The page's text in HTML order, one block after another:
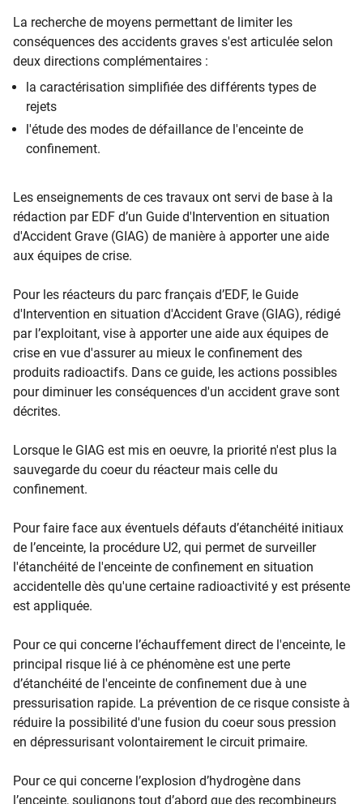
La recherche de moyens permettant de limiter les
conséquences des accidents graves s'est articulée selon
deux directions complémentaires :
la caractérisation simplifiée des différents types de
rejets
l'étude des modes de défaillance de l'enceinte de
confinement.
Les enseignements de ces travaux ont servi de base à la
rédaction par EDF d’un Guide d'Intervention en situation
d'Accident Grave (GIAG) de manière à apporter une aide
aux équipes de crise.
Pour les réacteurs du parc français d’EDF, le Guide
d'Intervention en situation d'Accident Grave (GIAG), rédigé
par l’exploitant, vise à apporter une aide aux équipes de
crise en vue d'assurer au mieux le confinement des
produits radioactifs. Dans ce guide, les actions possibles
pour diminuer les conséquences d'un accident grave sont
décrites.
Lorsque le GIAG est mis en oeuvre, la priorité n'est plus la
sauvegarde du coeur du réacteur mais celle du
confinement.
Pour faire face aux éventuels défauts d’étanchéité initiaux
de l’enceinte, la procédure U2, qui permet de surveiller
l'étanchéité de l'enceinte de confinement en situation
accidentelle dès qu'une certaine radioactivité y est présente
est appliquée.
Pour ce qui concerne l’échauffement direct de l'enceinte, le
principal risque lié à ce phénomène est une perte
d’étanchéité de l'enceinte de confinement due à une
pressurisation rapide. La prévention de ce risque consiste à
réduire la possibilité d'une fusion du coeur sous pression
en dépressurisant volontairement le circuit primaire.
Pour ce qui concerne l’explosion d’hydrogène dans
l’enceinte, soulignons tout d’abord que des recombineurs